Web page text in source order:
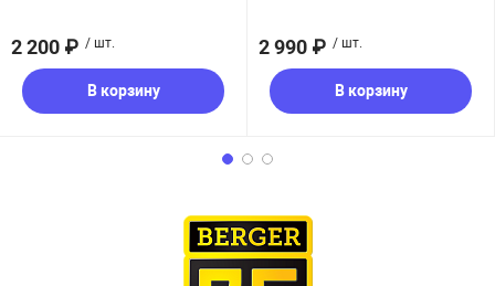
2 200 ₽ / шт.
В корзину
2 990 ₽ / шт.
В корзину